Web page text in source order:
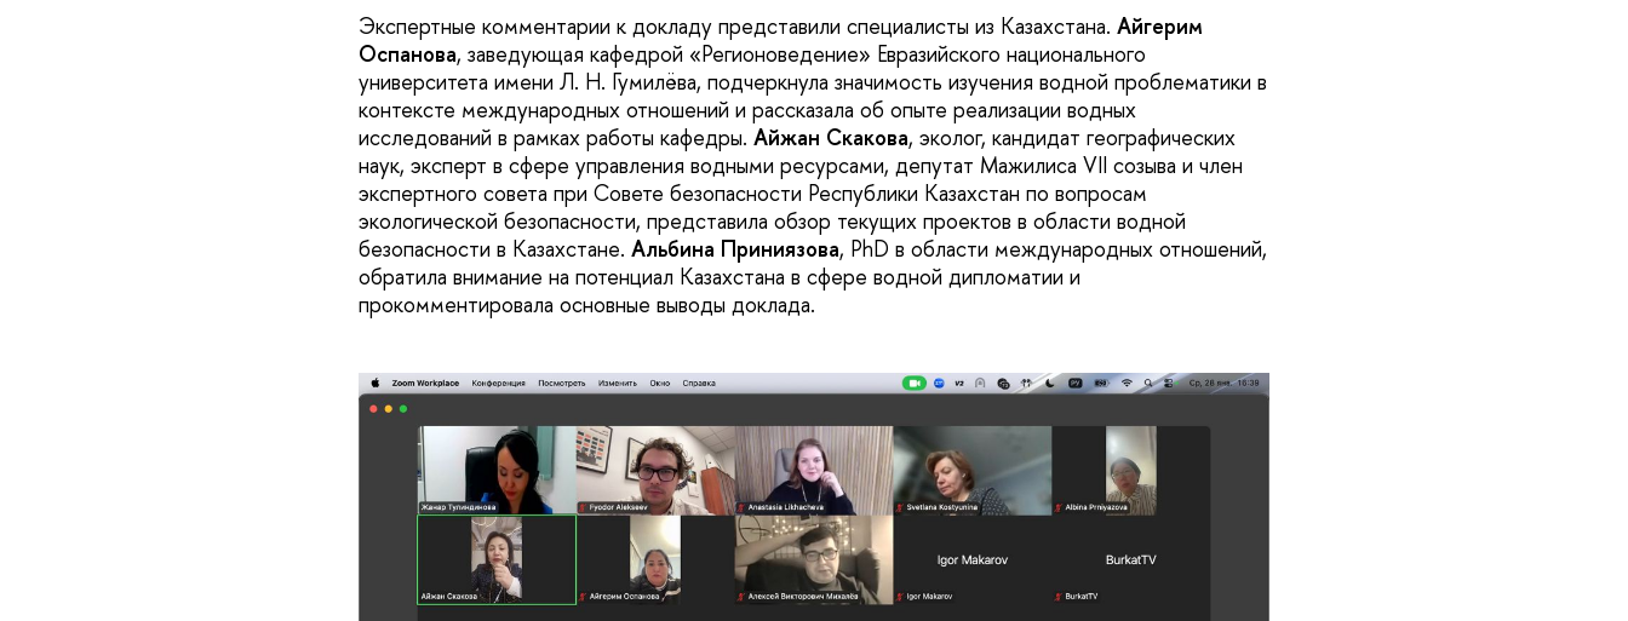
Экспертные комментарии к докладу представили специалисты из Казахстана. Айгерим
Оспанова, заведующая кафедрой «Регионоведение» Евразийского национального
университета имени Л. Н. Гумилёва, подчеркнула значимость изучения водной проблематики в
контексте международных отношений и рассказала об опыте реализации водных
исследований в рамках работы кафедры. Айжан Скакова, эколог, кандидат географических
наук, эксперт в сфере управления водными ресурсами, депутат Мажилиса VII созыва и член
экспертного совета при Совете безопасности Республики Казахстан по вопросам
экологической безопасности, представила обзор текущих проектов в области водной
безопасности в Казахстане. Альбина Приниязова, PhD в области международных отношений,
обратила внимание на потенциал Казахстана в сфере водной дипломатии и
прокомментировала основные выводы доклада.